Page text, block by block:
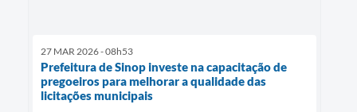
27 MAR 2026 - 08h53
Prefeitura de Sinop investe na capacitação de
pregoeiros para melhorar a qualidade das
licitações municipais